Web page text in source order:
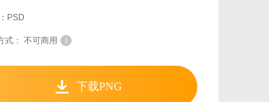
PSD
式： 不可商用 i
下载PNG